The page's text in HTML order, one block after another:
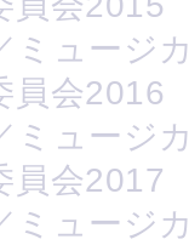
ミュージ
員会2016
ミュージ
員会2017
ミュージ